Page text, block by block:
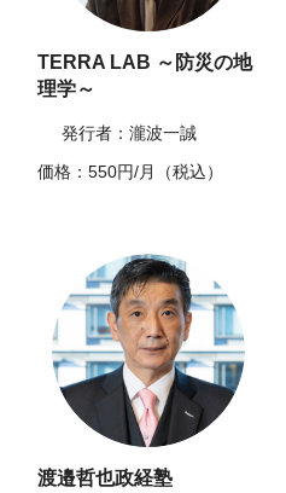
TERRA LAB ～防災の地
理学～
発行者：瀧波一誠
価格：550円/月（税込）
渡邉哲也政経塾